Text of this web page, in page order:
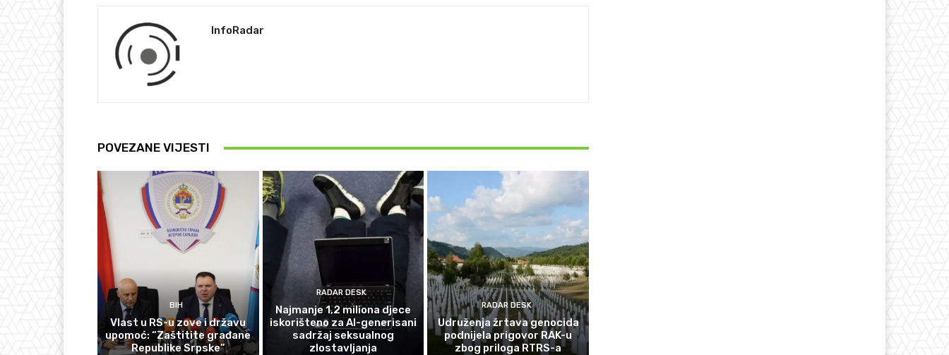
InfoRadar
POVEZANE VIJESTI
BIH
Vlast u RS-u zove i državu
upomoć: “Zaštitite građane
Republike Srpske”
RADAR DESK
Najmanje 1,2 miliona djece
iskorišteno za AI-generisani
sadržaj seksualnog
zlostavljanja
RADAR DESK
Udruženja žrtava genocida
podnijela prigovor RAK-u
zbog priloga RTRS-a